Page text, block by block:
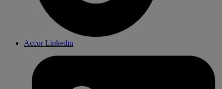
Accor Linkedin